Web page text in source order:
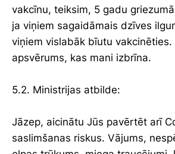
vakcīnu, teiksim, 5 gadu
ja viņiem sagaidāmais dzīves
viņiem vislabāk bīutu vakcinēties.
apsvērums, kas mani izbrīna.
5.2. Ministrijas atbilde:
Jāzep, aicinātu Jūs pavērtēt arī
saslimšanas riskus. Vājums,